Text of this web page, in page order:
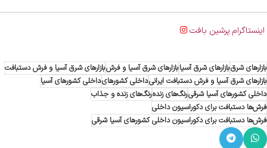
اینستاگرام پرشین بافت
بازارهای شرقبازارهای شرق آسیابازارهای شرق آسیا و فرشبازارهای شرق آسیا و فرش دستبافت
بازارهای شرق آسیا و فرش دستبافت ایرانیداخلی کشورهایداخلی کشورهای آسیا
داخلی کشورهای آسیا شرقیرنگ‌های زندهرنگ‌های زنده و جذاب
فرش‌ها دستبافت برای دکوراسیون داخلی
فرش‌ها دستبافت برای دکوراسیون داخلی کشورهای آسیا شرقی